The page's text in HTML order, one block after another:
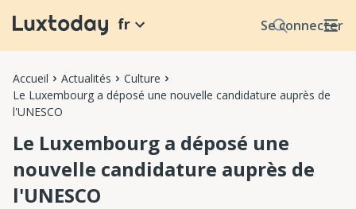
Se connecter
fr
Accueil Actualités
Culture
Le Luxembourg a déposé une nouvelle candidature auprès de
l'UNESCO
Le Luxembourg a déposé une
nouvelle candidature auprès de
l'UNESCO